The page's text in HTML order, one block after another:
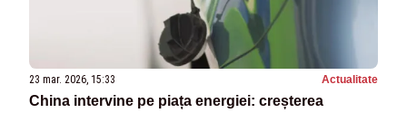
23 mar. 2026, 15:33 Actualitate
China intervine pe piața energiei: creșterea